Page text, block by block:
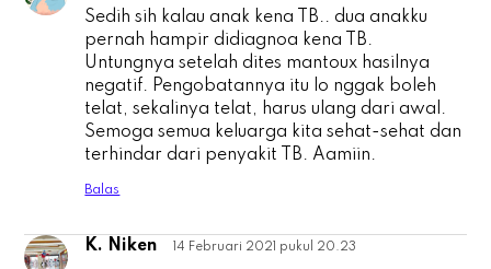
Sedih sih kalau anak kena TB.. dua anakku
pernah hampir didiagnoa kena TB.
Untungnya setelah dites mantoux hasilnya
negatif. Pengobatannya itu lo nggak boleh
telat, sekalinya telat, harus ulang dari awal.
Semoga semua keluarga kita sehat-sehat dan
terhindar dari penyakit TB. Aamiin.
Balas
K K. Niken 14 Februari 2021 pukul 20.23